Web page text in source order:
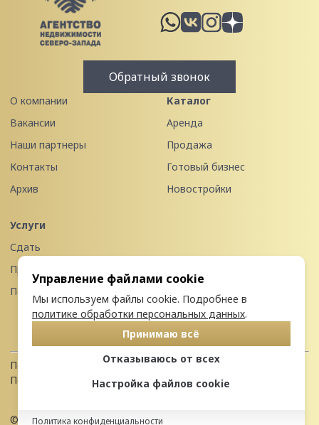
Обратный звонок
О компании
Вакансии
Наши партнеры
Контакты
Архив
Каталог
Аренда
Продажа
Готовый бизнес
Новостройки
Услуги
Сдать
Продать
Передать в управление
Политика конфиденциальности
Пользовательское соглашение
© 2026 Недвижимость Северо-запада
Управление файлами cookie
Мы используем файлы cookie. Подробнее в
политике обработки персональных данных.
Принимаю всё
Отказываюсь от всех
Настройка файлов cookie
Политика конфиденциальности